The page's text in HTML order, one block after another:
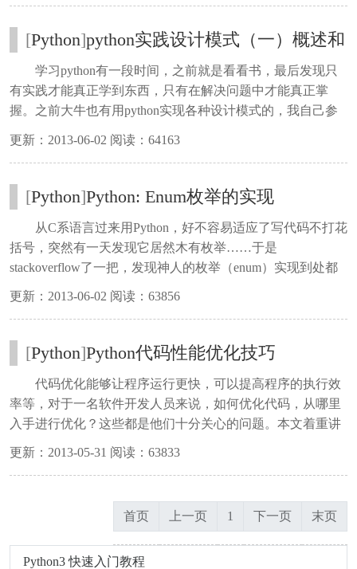
[Python]python实践设计模式（一）概述和
工厂模式
学习python有一段时间，之前就是看看书，最后发现只
有实践才能真正学到东西，只有在解决问题中才能真正掌
握。之前大牛也有用python实现各种设计模式的，我自己参
考之前在学习用C#实现设计模式的经历，也想把23种模式逐
一实践，从网上查了一些资料，才明白python虽然是面向对
更新：2013-06-02 阅读：64163
[Python]Python: Enum枚举的实现
从C系语言过来用Python，好不容易适应了写代码不打花
括号，突然有一天发现它居然木有枚举……于是
stackoverflow了一把，发现神人的枚举（enum）实现到处都
是，于是汉化总结过来。
更新：2013-06-02 阅读：63856
[Python]Python代码性能优化技巧
代码优化能够让程序运行更快，可以提高程序的执行效
率等，对于一名软件开发人员来说，如何优化代码，从哪里
入手进行优化？这些都是他们十分关心的问题。本文着重讲
了如何优化Python代码，看完一定会让你收获满满！
更新：2013-05-31 阅读：63833
首页 上一页 1 下一页 末页
Python3 快速入门教程